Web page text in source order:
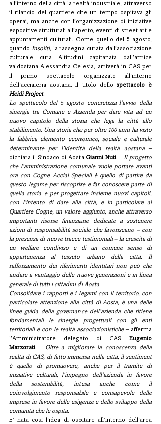
all’interno della città la realtà industriale, attraverso
il rilancio del quartiere che un tempo ospitava gli
operai, ma anche con l’organizzazione di iniziative
espositive strutturali all’aperto, eventi di street art e
appuntamenti culturali. Come quello del 5 agosto,
quando Insoliti, la rassegna curata dall’associazione
culturale cura Altitudini capitanata dall’attrice
valdostana Alessandra Celesia, arriverà in CAS per
il primo spettacolo organizzato all’interno
dell’acciaieria aostana. Il titolo dello
Heidi Project.
Lo spettacolo del 5 agosto concretizza l’avvio della
sinergia tra Comune e Azienda per dare vita ad un
nuovo capitolo della storia che lega la città allo
stabilimento. Una storia che per oltre 100 anni ha visto
la fabbrica elemento economico, sociale e culturale
determinante per l’identità della realtà aostana –
dichiara il Sindaco di Aosta Gianni Nuti -. Il progetto
che l’amministrazione comunale vuole portare avanti
ora con Cogne Acciai Speciali è quello di partire da
questo legame per riscoprire e far conoscere parte di
quella storia e per progettare insieme nuovi capitoli,
con l’intento di dare alla città, e in particolare al
Quartiere Cogne, un valore aggiunto, anche attraverso
importanti risorse finanziarie dedicate a sostenere
azioni di responsabilità sociale che favoriscano – con
la presenza di nuove tracce testimoniali – la crescita di
un welfare condiviso e di un comune senso di
appartenenza al tessuto urbano della città. Il
rafforzamento dei riferimenti identitari non può che
andare a vantaggio delle nuove generazioni e in linea
generale di tutti i cittadini di Aosta.
Consolidare i rapporti e i legami con il territorio, con
particolare attenzione alla città di Aosta, è una delle
linee guida della governance dell’azienda che ritiene
fondamentali le sinergie progettuali con gli enti
territoriali e con le realtà associazionistiche – afferma
l’Amministratore delegato di CAS Eugenio
Marzorati -. Oltre a migliorare la conoscenza della
realtà di CAS, di fatto immersa nella città, il sentiment
è quello di promuovere, anche per il tramite di
iniziative culturali, l’impegno dell’azienda in favore
della sostenibilità, intesa anche come il
coinvolgimento responsabile e consapevole delle
imprese in favore delle esigenze e dello sviluppo della
comunità che le ospita.
E’ nata così l’idea di ospitare all’interno dell’area